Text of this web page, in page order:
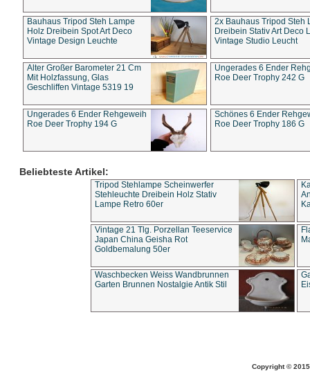
Bauhaus Tripod Steh Lampe
Holz Dreibein Spot Art Deco
Vintage Design Leuchte
2x Bauhaus Tripod Steh
Dreibein Stativ Art Deco
Vintage Studio Leucht
Alter Großer Barometer 21 Cm
Mit Holzfassung, Glas
Geschliffen Vintage 5319 19
Ungerades 6 Ender
Roe Deer Trophy 242 G
Ungerades 6 Ender Rehgeweih
Roe Deer Trophy 194 G
Schönes 6 Ender
Roe Deer Trophy 186 G
Beliebteste Artikel:
Tripod Stehlampe Scheinwerfer
Stehleuchte Dreibein Holz Stativ
Lampe Retro 60er
Vintage 21 Tlg. Porzellan Teeservice
Japan China Geisha Rot
Goldbemalung 50er
Waschbecken Weiss Wandbrunnen
Garten Brunnen Nostalgie Antik Stil
Copyright ©